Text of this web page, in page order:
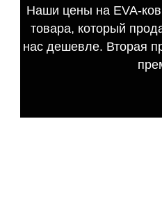
Наши цены на EVA-
товара, который
нас дешевле. Вторая